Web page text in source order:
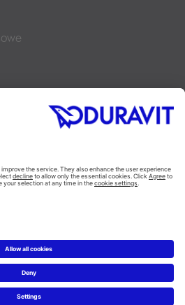
Instagram
Blog
AG
|Ustawienia plików cookie